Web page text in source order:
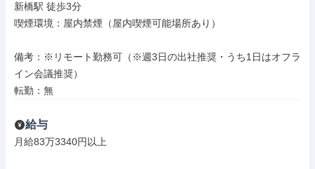
新橋駅 徒歩3分
喫煙環境：屋内禁煙（屋内喫煙可能場所あり）
備考：※リモート勤務可（※週3日の出社推奨・うち1日はオフラ
イン会議推奨）
転勤：無
給与
月給83万3340円以上